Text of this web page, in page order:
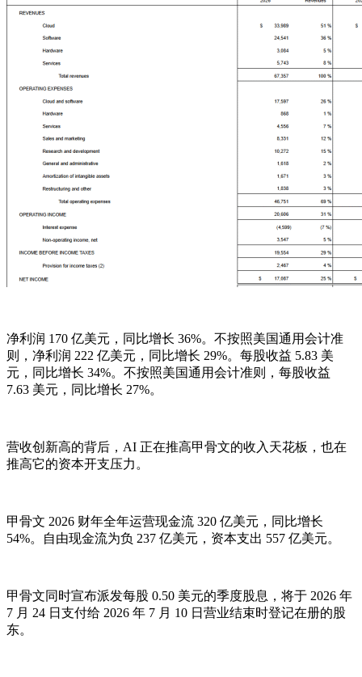
净利润 170 亿美元，同比增长 36%。不按照美国通用会计准
则，净利润 222 亿美元，同比增长 29%。每股收益 5.83 美
元，同比增长 34%。不按照美国通用会计准则，每股收益
7.63 美元，同比增长 27%。
营收创新高的背后，AI 正在推高甲骨文的收入天花板，也在
推高它的资本开支压力。
甲骨文 2026 财年全年运营现金流 320 亿美元，同比增长
54%。自由现金流为负 237 亿美元，资本支出 557 亿美元。
甲骨文同时宣布派发每股 0.50 美元的季度股息，将于 2026 年
7 月 24 日支付给 2026 年 7 月 10 日营业结束时登记在册的股
东。